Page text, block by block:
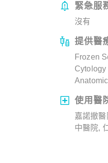
緊急服
沒有
提供醫
Frozen
Cytology
使用醫
嘉諾撤
中醫院,